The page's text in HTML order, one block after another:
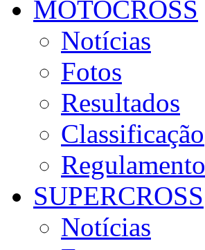
MOTOCROSS
Notícias
Fotos
Resultados
Classificação
Regulamento
SUPERCROSS
Notícias